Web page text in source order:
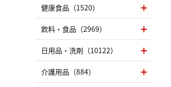
健康食品（1520）
飲料・食品（2969）
日用品・洗剤（10122）
介護用品（884）